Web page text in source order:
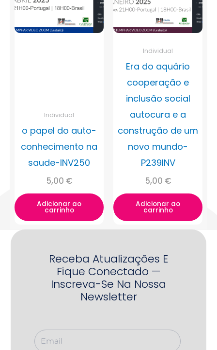
Individual
o papel do auto-
conhecimento na
saude-INV250
5,00 €
Adicionar ao
carrinho
Individual
Era do aquário
cooperação e
inclusão social
autocura e a
construção de um
novo mundo-
P239INV
5,00 €
Adicionar ao
carrinho
Receba Atualizações E
Fique Conectado —
Inscreva-Se Na Nossa
Newsletter